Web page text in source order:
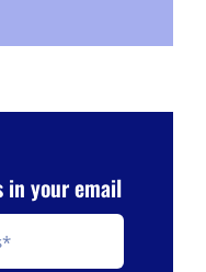
in your email